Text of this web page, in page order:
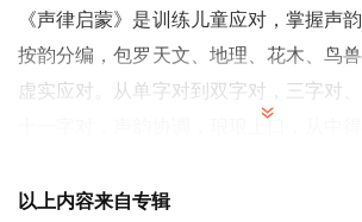
《声律启蒙》是训练儿童应对，掌握声
按韵分编，包罗天文、地理、花木、鸟
虚实应对。从单字对到双字对，三字对
般。较之其它全用三言、四言句式更见
以上内容来自专辑